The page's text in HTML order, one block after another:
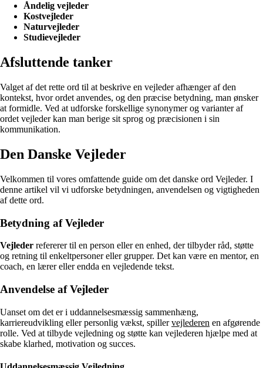
Åndelig vejleder
Kostvejleder
Naturvejleder
Studievejleder
Afsluttende tanker
Valget af det rette ord til at beskrive en vejleder afhænger af den
kontekst, hvor ordet anvendes, og den præcise betydning, man ønsker
at formidle. Ved at udforske forskellige synonymer og varianter af
ordet vejleder kan man berige sit sprog og præcisionen i sin
kommunikation.
Den Danske Vejleder
Velkommen til vores omfattende guide om det danske ord Vejleder. I
denne artikel vil vi udforske betydningen, anvendelsen og vigtigheden
af dette ord.
Betydning af Vejleder
Vejleder refererer til en person eller en enhed, der tilbyder råd, støtte
og retning til enkeltpersoner eller grupper. Det kan være en mentor, en
coach, en lærer eller endda en vejledende tekst.
Anvendelse af Vejleder
Uanset om det er i uddannelsesmæssig sammenhæng,
karriereudvikling eller personlig vækst, spillervejlederen en afgørende
rolle. Ved at tilbyde vejledning og støtte kan vejlederen hjælpe med at
skabe klarhed, motivation og succes.